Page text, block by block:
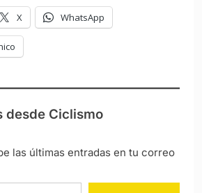
X WhatsApp
desde Ciclismo
las últimas entradas en tu correo
electrónico…